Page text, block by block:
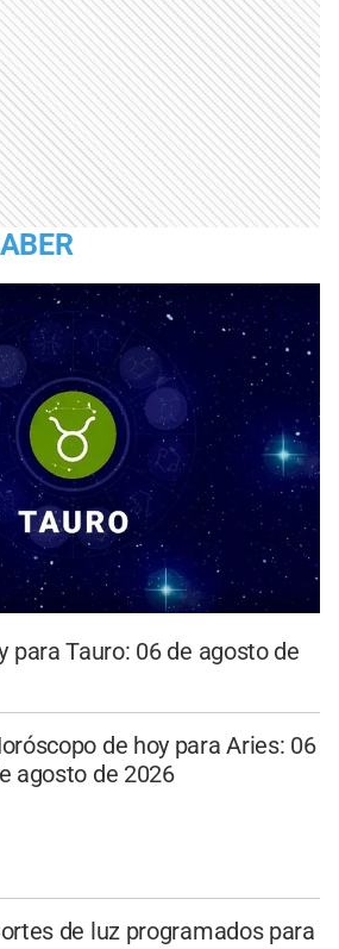
para Tauro: 06 de agosto de
de hoy para Aries: 06
agosto de 2026
de luz programados para